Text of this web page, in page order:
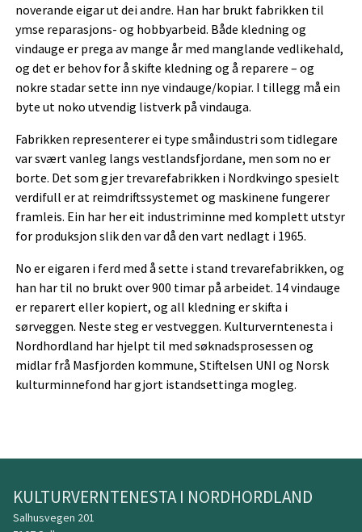
noverande eigar ut dei andre. Han har brukt fabrikken til
ymse reparasjons- og hobbyarbeid. Både kledning og
vindauge er prega av mange år med manglande vedlikehald,
og det er behov for å skifte kledning og å reparere – og
nokre stadar sette inn nye vindauge/kopiar. I tillegg må ein
byte ut noko utvendig listverk på vindauga.
Fabrikken representerer ei type småindustri som tidlegare
var svært vanleg langs vestlandsfjordane, men som no er
borte. Det som gjer trevarefabrikken i Nordkvingo spesielt
verdifull er at reimdriftssystemet og maskinene fungerer
framleis. Ein har her eit industriminne med komplett utstyr
for produksjon slik den var då den vart nedlagt i 1965.
No er eigaren i ferd med å sette i stand trevarefabrikken, og
han har til no brukt over 900 timar på arbeidet. 14 vindauge
er reparert eller kopiert, og all kledning er skifta i
sørveggen. Neste steg er vestveggen. Kulturverntenesta i
Nordhordland har hjelpt til med søknadsprosessen og
midlar frå Masfjorden kommune, Stiftelsen UNI og Norsk
kulturminnefond har gjort istandsettinga mogleg.
KULTURVERNTENESTA I NORDHORDLAND
Salhusvegen 201